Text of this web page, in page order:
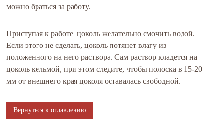
можно браться за работу.
Приступая к работе, цоколь желательно смочить водой.
Если этого не сделать, цоколь потянет влагу из
положенного на него раствора. Сам раствор кладется на
цоколь кельмой, при этом следите, чтобы полоска в 15-20
мм от внешнего края цоколя оставалась свободной.
Вернуться к оглавлению